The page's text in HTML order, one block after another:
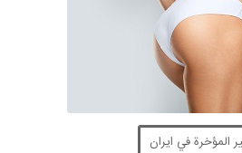
المؤخرة في ايران